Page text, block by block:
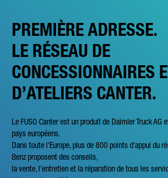
PREMIÈRE ADRESSE.
LE RÉSEAU DE
CONCESSIONNAIRES
D’ATELIERS CANTER.
Le FUSO Canter est un produit de Daimler Truck AG
pays européens.
Dans toute l’Europe, plus de 800 points d’appui du
Benz proposent des conseils,
la vente, l’entretien et la réparation de tous les